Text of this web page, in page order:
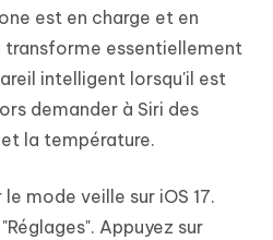
est en charge et en
transforme essentiellement
intelligent lorsqu'il est
demander à Siri des
la température.
mode veille sur iOS 17.
Appuyez sur